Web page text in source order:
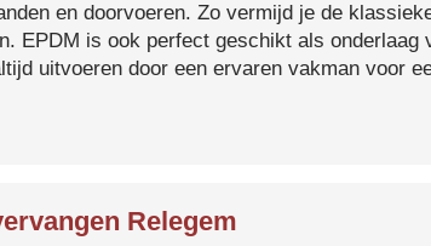
en doorvoeren. Zo vermijd je de
EPDM is ook perfect geschikt als onderlaag
uitvoeren door een ervaren vakman voor
Relegem